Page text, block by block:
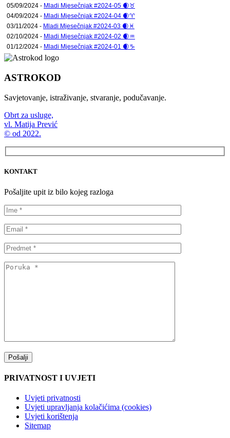
05/09/2024 - Mladi Mjesečnjak #2024-05 🌒♉
04/09/2024 - Mladi Mjesečnjak #2024-04 🌒♈
03/11/2024 - Mladi Mjesečnjak #2024-03 🌒♓
02/10/2024 - Mladi Mjesečnjak #2024-02 🌒♒
01/12/2024 - Mladi Mjesečnjak #2024-01 🌒♑
ASTROKOD
Savjetovanje, istraživanje, stvaranje, podučavanje.
Obrt za usluge,
vl. Matija Prević
© od 2022.
KONTAKT
Pošaljite upit iz bilo kojeg razloga
PRIVATNOST I UVJETI
Uvjeti privatnosti
Uvjeti upravljanja kolačićima (cookies)
Uvjeti korištenja
Sitemap